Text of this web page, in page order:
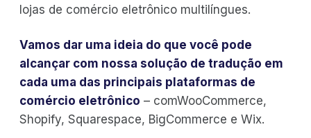
lojas de comércio eletrônico multilíngues.
Vamos dar uma ideia do que você pode
alcançar com nossa solução de tradução em
cada uma das principais plataformas de
comércio eletrônico – comWooCommerce,
Shopify, Squarespace, BigCommerce e Wix.